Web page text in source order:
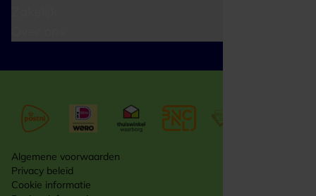
Algemene voorwaarden
Privacy beleid
Cookie informatie